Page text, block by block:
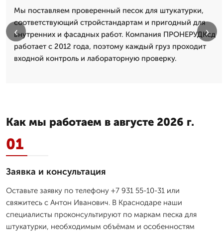
Мы поставляем проверенный песок для штукатурки,
соответствующий стройстандартам и пригодный для
внутренних и фасадных работ. Компания ПРОНЕРУДКсд
работает с 2012 года, поэтому каждый груз проходит
входной контроль и лабораторную проверку.
‹ ›
Как мы работаем в августе 2026 г.
01
Заявка и консультация
Оставьте заявку по телефону +7 931 55-10-31 или
свяжитесь с Антон Иванович. В Краснодаре наши
специалисты проконсультируют по маркам песка для
штукатурки, необходимым объёмам и особенностям